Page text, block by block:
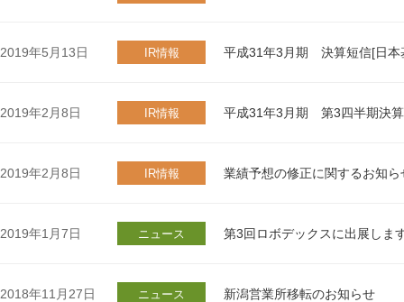
2019年5月13日 IR情報 平成31年3月期 決算短信[日本
2019年2月8日 IR情報 平成31年3月期 第3四半期決
2019年2月8日 IR情報 業績予想の修正に関するお知ら
2019年1月7日 ニュース 第3回ロボデックスに出展しま
2018年11月27日 ニュース 新潟営業所移転のお知らせ